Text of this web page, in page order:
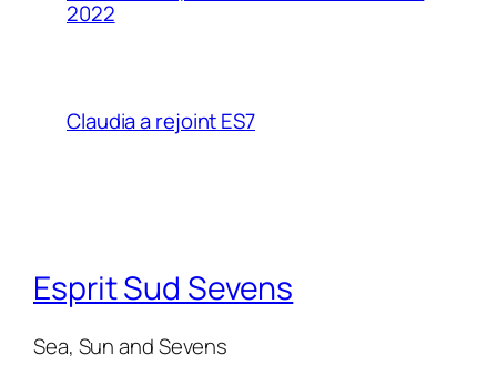
2022
Claudia a rejoint ES7
Esprit Sud Sevens
Sea, Sun and Sevens